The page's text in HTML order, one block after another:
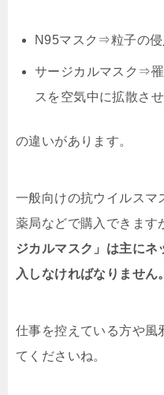
N95マスク⇒粒子の
サージカルマスク⇒
スを空気中に拡散さ
の違いがあります。
一般向けの抗ウイルスマ
薬局などで購入できます
ジカルマスク」は主にネ
入しなければなりません。
仕事を控えている方や風
てくださいね。